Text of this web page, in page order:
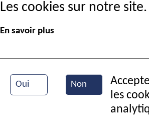
Semaine bleue
Les cookies sur notre site.
En savoir plus
Oui Non
les